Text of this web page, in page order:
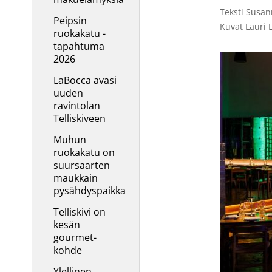
Peipsin
ruokakatu -
tapahtuma
2026
LaBocca avasi
uuden
ravintolan
Telliskiveen
Muhun
ruokakatu on
suursaarten
maukkain
pysähdyspaikka
Telliskivi on
kesän
gourmet-
kohde
Teksti
Kuvat Lauri